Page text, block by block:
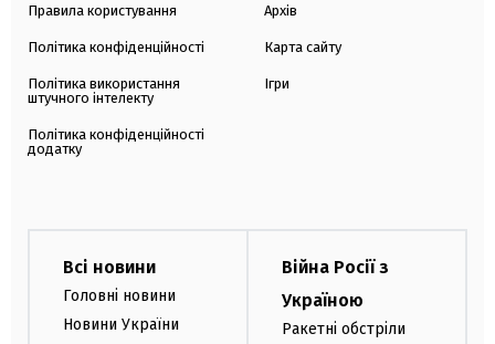
Правила користування
Політика конфіденційності
Політика використання
штучного інтелекту
Політика конфіденційності
додатку
Архів
Карта сайту
Ігри
Всі новини
Головні новини
Новини України
Війна Росії з
Україною
Ракетні обстріли